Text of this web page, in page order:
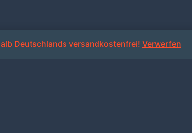
Deutschlands versandkostenfrei! Verwerfen